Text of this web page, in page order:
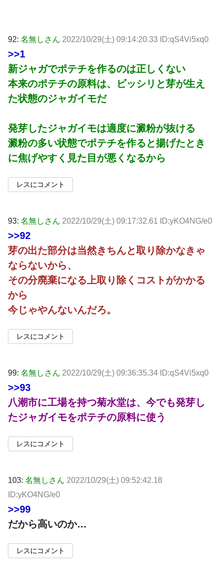
92: 名無しさん 2022/10/29(土) 09:14:20.33 ID:qS4Vi5xq0
>>1
新ジャガでポテチを作るのは正しくない
本来のポテチの原料は、ビッシリと芽が生え
た状態のジャガイモだ
発芽したジャガイモは適度に澱粉が抜ける
澱粉の多い状態でポテチを作ると揚げたとき
に焦げやすく見た目が悪くなるから
レスにコメント
93: 名無しさん 2022/10/29(土) 09:17:32.61 ID:yKO4NG/e0
>>92
芽の出た部分は当然きちんと取り除かなきゃ
ならないから、
その分廃棄になる上取り除くコストがかかる
から
今じゃやんないんだろ。
レスにコメント
99: 名無しさん 2022/10/29(土) 09:36:35.34 ID:qS4Vi5xq0
>>93
八潮市に工場を持つ菊水堂は、今でも発芽し
たジャガイモをポテチの原料に使う
レスにコメント
103: 名無しさん 2022/10/29(土) 09:52:42.18
ID:yKO4NG/e0
>>99
だから高いのか…
レスにコメント